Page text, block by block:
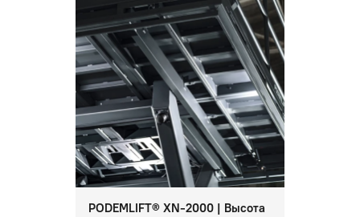
PODEMLIFT® XN-2000 | Высота